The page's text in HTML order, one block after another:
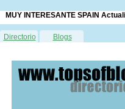
MUY INTERESANTE SPAIN
Directorio Blogs